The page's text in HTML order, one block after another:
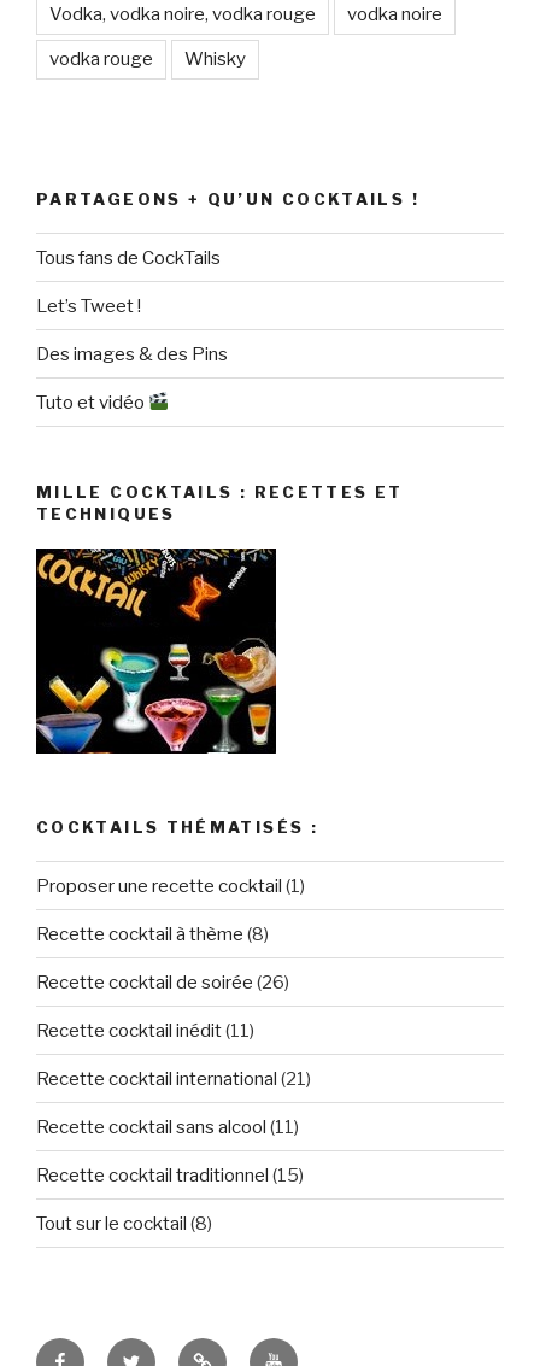
Vodka, vodka noire, vodka rouge vodka noire
vodka rouge Whisky
PARTAGEONS + QU’UN COCKTAILS !
Tous fans de CockTails
Let’s Tweet !
Des images & des Pins
Tuto et vidéo
MILLE COCKTAILS : RECETTES ET
TECHNIQUES
COCKTAILS THÉMATISÉS :
Proposer une recette cocktail (1)
Recette cocktail à thème (8)
Recette cocktail de soirée (26)
Recette cocktail inédit(11)
Recette cocktail international (21)
Recette cocktail sans alcool (11)
Recette cocktail traditionnel (15)
Tout sur le cocktail (8)
Tous Let’s Des Tuto